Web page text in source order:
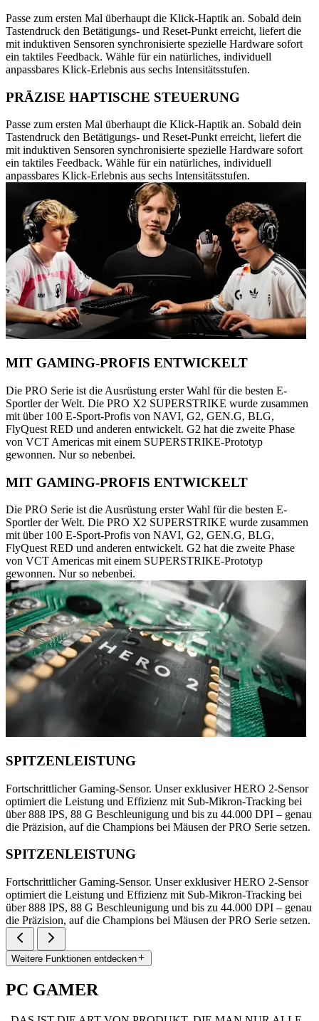
Passe zum ersten Mal überhaupt die Klick-Haptik an. Sobald dein
Tastendruck den Betätigungs- und Reset-Punkt erreicht, liefert die
mit induktiven Sensoren synchronisierte spezielle Hardware sofort
ein taktiles Feedback. Wähle für ein natürliches, individuell
anpassbares Klick-Erlebnis aus sechs Intensitätsstufen.
PRÄZISE HAPTISCHE STEUERUNG
Passe zum ersten Mal überhaupt die Klick-Haptik an. Sobald dein
Tastendruck den Betätigungs- und Reset-Punkt erreicht, liefert die
mit induktiven Sensoren synchronisierte spezielle Hardware sofort
ein taktiles Feedback. Wähle für ein natürliches, individuell
anpassbares Klick-Erlebnis aus sechs Intensitätsstufen.
MIT GAMING-PROFIS ENTWICKELT
Die PRO Serie ist die Ausrüstung erster Wahl für die besten E-
Sportler der Welt. Die PRO X2 SUPERSTRIKE wurde zusammen
mit über 100 E-Sport-Profis von NAVI, G2, GEN.G, BLG,
FlyQuest RED und anderen entwickelt. G2 hat die zweite Phase
von VCT Americas mit einem SUPERSTRIKE-Prototyp
gewonnen. Nur so nebenbei.
MIT GAMING-PROFIS ENTWICKELT
Die PRO Serie ist die Ausrüstung erster Wahl für die besten E-
Sportler der Welt. Die PRO X2 SUPERSTRIKE wurde zusammen
mit über 100 E-Sport-Profis von NAVI, G2, GEN.G, BLG,
FlyQuest RED und anderen entwickelt. G2 hat die zweite Phase
von VCT Americas mit einem SUPERSTRIKE-Prototyp
gewonnen. Nur so nebenbei.
SPITZENLEISTUNG
Fortschrittlicher Gaming-Sensor. Unser exklusiver HERO 2-Sensor
optimiert die Leistung und Effizienz mit Sub-Mikron-Tracking bei
über 888 IPS, 88 G Beschleunigung und bis zu 44.000 DPI – genau
die Präzision, auf die Champions bei Mäusen der PRO Serie setzen.
SPITZENLEISTUNG
Fortschrittlicher Gaming-Sensor. Unser exklusiver HERO 2-Sensor
optimiert die Leistung und Effizienz mit Sub-Mikron-Tracking bei
über 888 IPS, 88 G Beschleunigung und bis zu 44.000 DPI – genau
die Präzision, auf die Champions bei Mäusen der PRO Serie setzen.
Weitere Funktionen entdecken
PC GAMER